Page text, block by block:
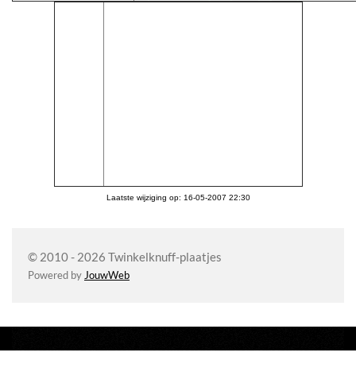
Laatste wijziging op: 16-05-2007 22:30
© 2010 - 2026 Twinkelknuff-plaatjes
Powered by JouwWeb